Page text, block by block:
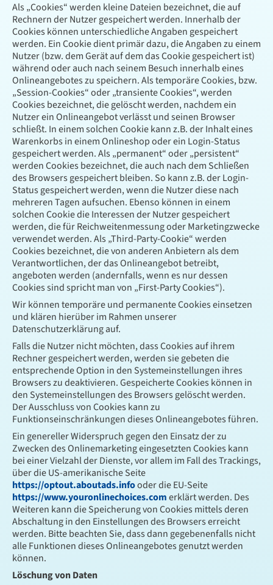
Als „Cookies“ werden kleine Dateien bezeichnet, die auf
Rechnern der Nutzer gespeichert werden. Innerhalb der
Cookies können unterschiedliche Angaben gespeichert
werden. Ein Cookie dient primär dazu, die Angaben zu einem
Nutzer (bzw. dem Gerät auf dem das Cookie gespeichert ist)
während oder auch nach seinem Besuch innerhalb eines
Onlineangebotes zu speichern. Als temporäre Cookies, bzw.
„Session-Cookies“ oder „transiente Cookies“, werden
Cookies bezeichnet, die gelöscht werden, nachdem ein
Nutzer ein Onlineangebot verlässt und seinen Browser
schließt. In einem solchen Cookie kann z.B. der Inhalt eines
Warenkorbs in einem Onlineshop oder ein Login-Status
gespeichert werden. Als „permanent“ oder „persistent“
werden Cookies bezeichnet, die auch nach dem Schließen
des Browsers gespeichert bleiben. So kann z.B. der Login-
Status gespeichert werden, wenn die Nutzer diese nach
mehreren Tagen aufsuchen. Ebenso können in einem
solchen Cookie die Interessen der Nutzer gespeichert
werden, die für Reichweitenmessung oder Marketingzwecke
verwendet werden. Als „Third-Party-Cookie“ werden
Cookies bezeichnet, die von anderen Anbietern als dem
Verantwortlichen, der das Onlineangebot betreibt,
angeboten werden (andernfalls, wenn es nur dessen
Cookies sind spricht man von „First-Party Cookies“).
Wir können temporäre und permanente Cookies einsetzen
und klären hierüber im Rahmen unserer
Datenschutzerklärung auf.
Falls die Nutzer nicht möchten, dass Cookies auf ihrem
Rechner gespeichert werden, werden sie gebeten die
entsprechende Option in den Systemeinstellungen ihres
Browsers zu deaktivieren. Gespeicherte Cookies können in
den Systemeinstellungen des Browsers gelöscht werden.
Der Ausschluss von Cookies kann zu
Funktionseinschränkungen dieses Onlineangebotes führen.
Ein genereller Widerspruch gegen den Einsatz der zu
Zwecken des Onlinemarketing eingesetzten Cookies kann
bei einer Vielzahl der Dienste, vor allem im Fall des Trackings,
über die US-amerikanische Seite
https://optout.aboutads.infooder die EU-Seite
https://www.youronlinechoices.comerklärt werden. Des
Weiteren kann die Speicherung von Cookies mittels deren
Abschaltung in den Einstellungen des Browsers erreicht
werden. Bitte beachten Sie, dass dann gegebenenfalls nicht
alle Funktionen dieses Onlineangebotes genutzt werden
können.
Löschung von Daten